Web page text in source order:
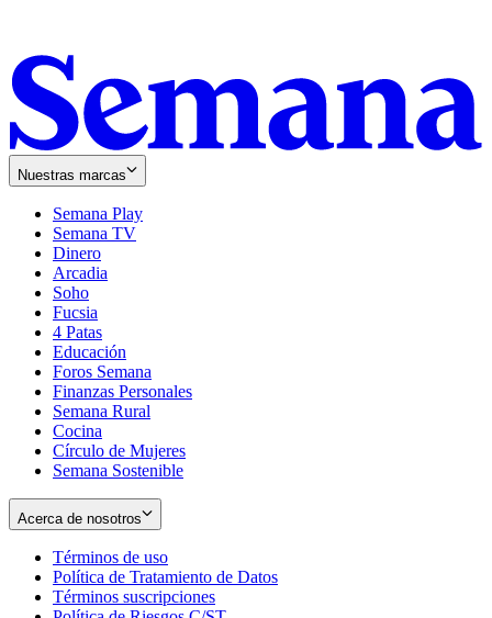
Nuestras marcas
Semana Play
Semana TV
Dinero
Arcadia
Soho
in
new
window
Fucsia
in
new
window
4 Patas
Educación
Foros Semana
Finanzas Personales
Semana Rural
Cocina
Círculo de Mujeres
Semana Sostenible
Acerca de nosotros
Términos de uso
in
new
Política de Tratamiento de Datos
Términos suscripciones